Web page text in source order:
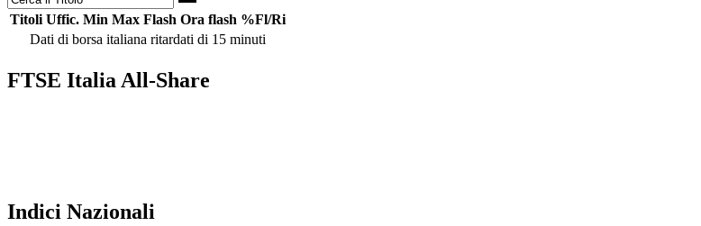
Titoli Uffic. Min Max Flash Ora flash %Fl/Ri
Dati di borsa italiana ritardati di 15 minuti
FTSE Italia All-Share
Indici Nazionali